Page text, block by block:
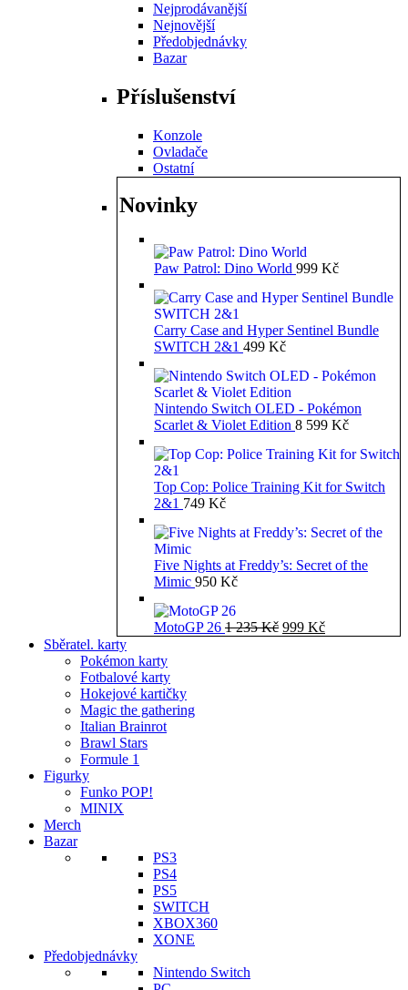
Nejprodávanější
Nejnovější
Předobjednávky
Bazar
Příslušenství
Konzole
Ovladače
Ostatní
Novinky
Paw Patrol: Dino World 999 Kč
Carry Case and Hyper Sentinel Bundle
SWITCH 2&1 499 Kč
Nintendo Switch OLED - Pokémon
Scarlet & Violet Edition 8 599 Kč
Top Cop: Police Training Kit for Switch
2&1 749 Kč
Five Nights at Freddy’s: Secret of the
Mimic 950 Kč
MotoGP 26 1 235Kč Původní
999 KčAktuální
Sběratel. karty
Pokémon karty
Fotbalové karty
Hokejové kartičky
Magic the gathering
Italian Brainrot
Brawl Stars
Formule 1
Figurky
Funko POP!
MINIX
Merch
Bazar
PS3
PS4
PS5
SWITCH
XBOX360
XONE
Předobjednávky
Nintendo Switch